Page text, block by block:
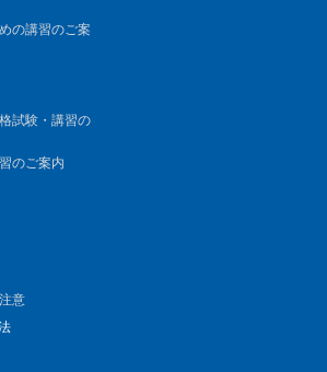
の講習のご案
試験・講習の
のご案内
意